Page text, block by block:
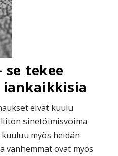
se tekee
eivät kuulu
sinetöimisvoima
myös heidän
vanhemmat ovat myös